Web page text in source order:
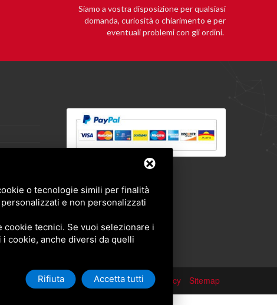
Siamo a vostra disposizione per qualsiasi
domanda, curiosità o chiarimento e per
eventuali problemi con gli ordini.
Privacy policy Sitemap
o tecnologie simili per finalità
e non personalizzati
tecnici. Se vuoi selezionare i
cookie, anche diversi da quelli
Rifiuta Accetta tutti